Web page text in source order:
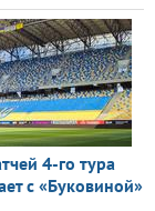
4-го тура
с «Буковиной»